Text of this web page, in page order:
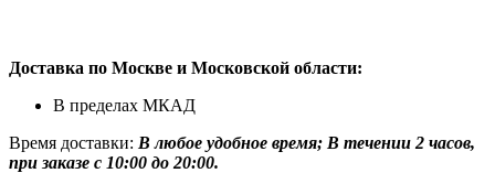
Доставка по Москве и Московской области:
В пределах МКАД
Время доставки: В любое удобное время; В течении 2 часов,
при заказе с 10:00 до 20:00.